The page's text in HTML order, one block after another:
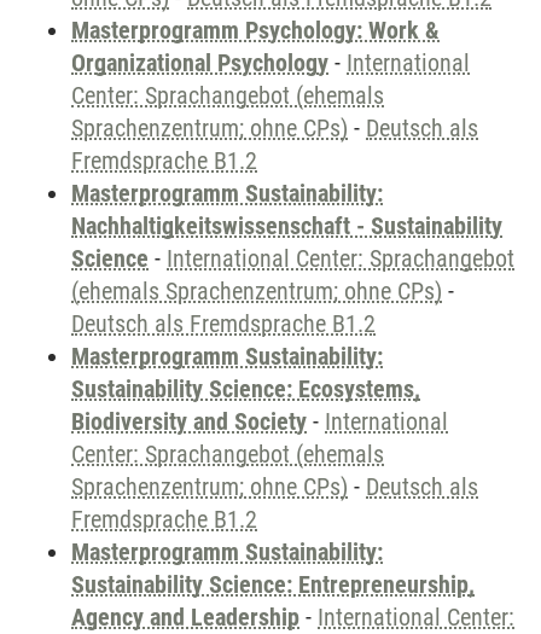
Masterprogramm Psychology: Work &
Organizational Psychology - International
Center: Sprachangebot (ehemals
Sprachenzentrum; ohne CPs) - Deutsch als
Fremdsprache B1.2
Masterprogramm Sustainability:
Nachhaltigkeitswissenschaft - Sustainability
Science - International Center: Sprachangebot
(ehemals Sprachenzentrum; ohne CPs) -
Deutsch als Fremdsprache B1.2
Masterprogramm Sustainability:
Sustainability Science: Ecosystems,
Biodiversity and Society - International
Center: Sprachangebot (ehemals
Sprachenzentrum; ohne CPs) - Deutsch als
Fremdsprache B1.2
Masterprogramm Sustainability:
Sustainability Science: Entrepreneurship,
Agency and Leadership - International Center: